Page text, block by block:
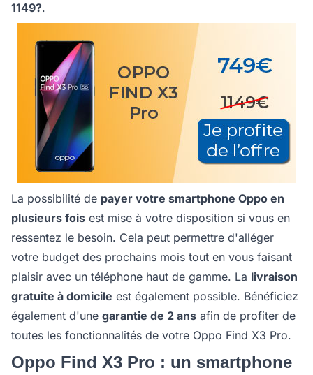
1149?.
La possibilité de payer votre smartphone Oppo en
plusieurs fois est mise à votre disposition si vous en
ressentez le besoin. Cela peut permettre d'alléger
votre budget des prochains mois tout en vous faisant
plaisir avec un téléphone haut de gamme. La livraison
gratuite à domicile est également possible. Bénéficiez
également d'une garantie de 2 ans afin de profiter de
toutes les fonctionnalités de votre Oppo Find X3 Pro.
Oppo Find X3 Pro : un smartphone